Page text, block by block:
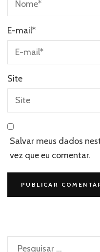
E-mail*
Site
Salvar meus dados
vez que eu comentar.
Pesquisar